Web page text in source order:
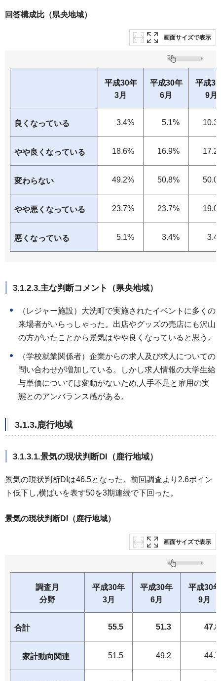
回答構成比（県央地域）
画面サイズで表示
平成30年
3月
平成30年
6月
平成
9月
良くなっている 3.4% 5.1%
やや良くなっている 18.6% 16.9%
変わらない 49.2% 50.8%
やや悪くなっている 23.7% 23.7%
悪くなっている 5.1% 3.4%
3.1.2.3.主な判断コメント（県央地域）
（レジャー施設）大洗町で実施されたイベントに多くの
来場者がいらっしゃった。出店やグッズの売店にも沢山
の方がいたことから景気はやや良くなっていると思う。
（学校就業関係者）企業からの求人及び求人についての
問い合わせが増加している。しかし求人情報の大学生給
与単価については変動がないため,人手不足と雇用の実
態とのアンバランス感がある。
3.1.3.鹿行地域
3.1.3.1.景気の現状判断DI（鹿行地域）
景気の現状判断DIは46.5となった。前回調査より2.6ポイン
ト低下し,横ばいを表す50を3期連続で下回った。
景気の現状判断DI（鹿行地域）
画面サイズで表示
調査月
分野
平成30年
3月
平成30年
6月
平成30年
9月
合計 55.5 51.3 47.8
家計動向関連 51.5 49.2 44.7